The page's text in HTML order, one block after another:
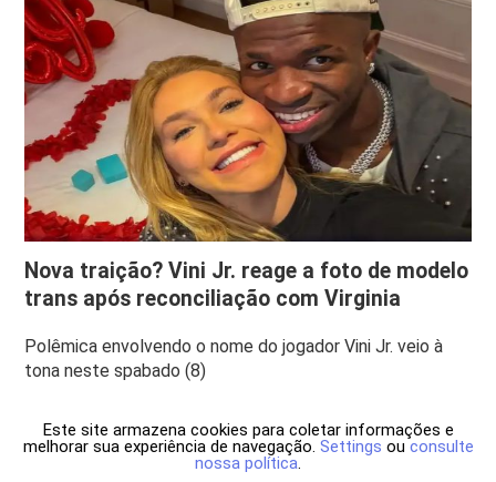
Nova traição? Vini Jr. reage a foto de modelo
trans após reconciliação com Virginia
Polêmica envolvendo o nome do jogador Vini Jr. veio à
tona neste spabado (8)
Este site armazena cookies para coletar informações e
melhorar sua experiência de navegação. Settings ou consulte
nossa política.